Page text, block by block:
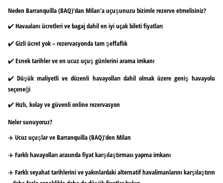
Neden Barranquilla (BAQ)'dan Milan'a uçuşunuzu bizimle rezerve etmelisiniz?
✔️ Havaalanı ücretleri ve bagaj dahil en iyi uçak bileti fiyatları
✔️ Gizli ücret yok – rezervasyonda tam şeffaflık
✔️ Esnek tarihler ve en ucuz uçuş günlerini arama imkanı
✔️ Düşük maliyetli ve düzenli havayolları dahil olmak üzere geniş havayolu
seçeneği
✔️ Hızlı, kolay ve güvenli online rezervasyon
Neler sunuyoruz?
✈️ Ucuz uçuşlar ve Barranquilla (BAQ)'den Milan
✈️ Farklı havayolları arasında fiyat karşılaştırması yapma imkanı
✈️ Farklı seyahat tarihlerini ve yakınlardaki alternatif havalimanlarını karşılaştırın